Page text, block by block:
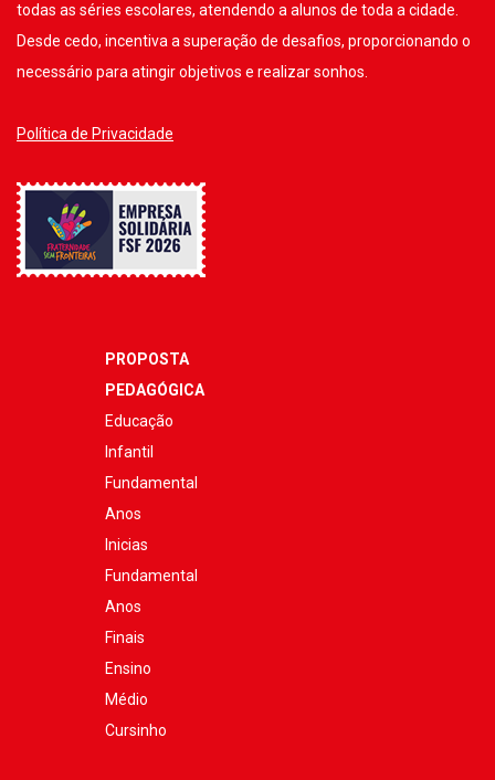
todas as séries escolares, atendendo a alunos de toda a cidade.
Desde cedo, incentiva a superação de desafios, proporcionando o
necessário para atingir objetivos e realizar sonhos.
Política de Privacidade
PROPOSTA
PEDAGÓGICA
Educação
Infantil
Fundamental
Anos
Inicias
Fundamental
Anos
Finais
Ensino
Médio
Cursinho